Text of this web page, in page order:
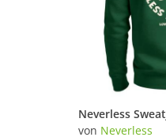
von Neverless